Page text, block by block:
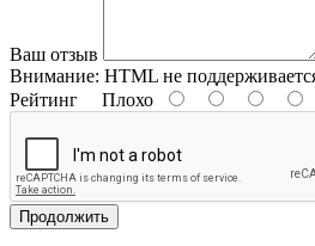
Ваш отзыв
Внимание: HTML не
Рейтинг Плохо
Продолжить